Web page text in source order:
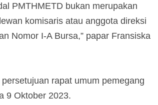
PMTHMETD bukan merupakan
komisaris atau anggota direksi
Nomor I-A Bursa,” papar Fransiska
rapat umum pemegang
9 Oktober 2023.